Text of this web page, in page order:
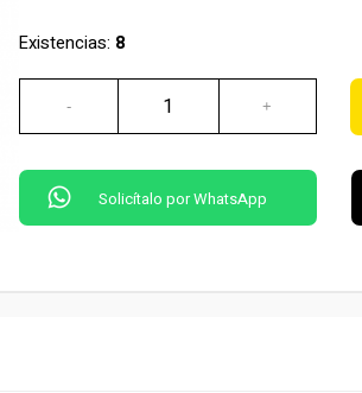
Existencias: 8
Solicítalo por WhatsApp